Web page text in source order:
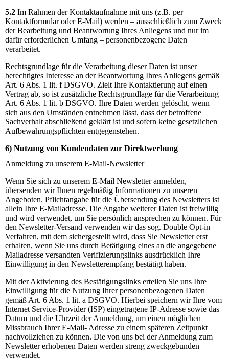
5.2 Im Rahmen der Kontaktaufnahme mit uns (z.B. per
Kontaktformular oder E-Mail) werden – ausschließlich zum Zweck
der Bearbeitung und Beantwortung Ihres Anliegens und nur im
dafür erforderlichen Umfang – personenbezogene Daten
verarbeitet.
Rechtsgrundlage für die Verarbeitung dieser Daten ist unser
berechtigtes Interesse an der Beantwortung Ihres Anliegens gemäß
Art. 6 Abs. 1 lit. f DSGVO. Zielt Ihre Kontaktierung auf einen
Vertrag ab, so ist zusätzliche Rechtsgrundlage für die Verarbeitung
Art. 6 Abs. 1 lit. b DSGVO. Ihre Daten werden gelöscht, wenn
sich aus den Umständen entnehmen lässt, dass der betroffene
Sachverhalt abschließend geklärt ist und sofern keine gesetzlichen
Aufbewahrungspflichten entgegenstehen.
6) Nutzung von Kundendaten zur Direktwerbung
Anmeldung zu unserem E-Mail-Newsletter
Wenn Sie sich zu unserem E-Mail Newsletter anmelden,
übersenden wir Ihnen regelmäßig Informationen zu unseren
Angeboten. Pflichtangabe für die Übersendung des Newsletters ist
allein Ihre E-Mailadresse. Die Angabe weiterer Daten ist freiwillig
und wird verwendet, um Sie persönlich ansprechen zu können. Für
den Newsletter-Versand verwenden wir das sog. Double Opt-in
Verfahren, mit dem sichergestellt wird, dass Sie Newsletter erst
erhalten, wenn Sie uns durch Betätigung eines an die angegebene
Mailadresse versandten Verifizierungslinks ausdrücklich Ihre
Einwilligung in den Newsletterempfang bestätigt haben.
Mit der Aktivierung des Bestätigungslinks erteilen Sie uns Ihre
Einwilligung für die Nutzung Ihrer personenbezogenen Daten
gemäß Art. 6 Abs. 1 lit. a DSGVO. Hierbei speichern wir Ihre vom
Internet Service-Provider (ISP) eingetragene IP-Adresse sowie das
Datum und die Uhrzeit der Anmeldung, um einen möglichen
Missbrauch Ihrer E-Mail- Adresse zu einem späteren Zeitpunkt
nachvollziehen zu können. Die von uns bei der Anmeldung zum
Newsletter erhobenen Daten werden streng zweckgebunden
verwendet.